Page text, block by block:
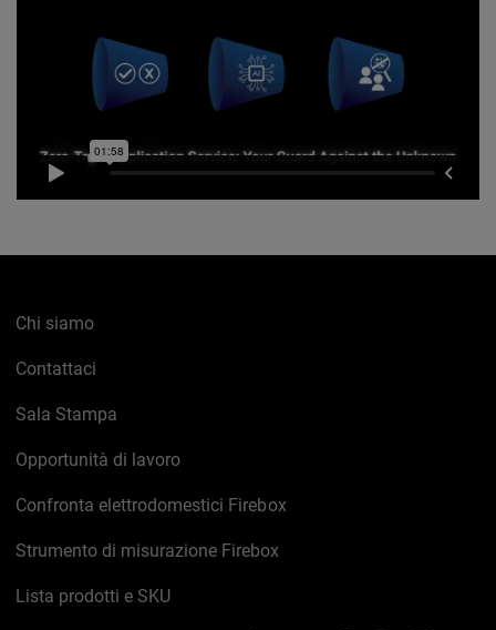
Chi siamo
Contattaci
Sala Stampa
Opportunità di lavoro
Confronta elettrodomestici Firebox
Strumento di misurazione Firebox
Lista prodotti e SKU